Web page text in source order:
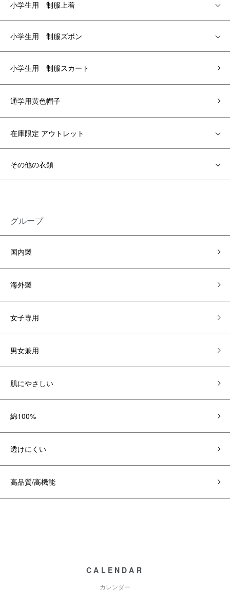
小学生用 制服上着
小学生用 制服ズボン
小学生用 制服スカート
通学用黄色帽子
在庫限定 アウトレット
その他の衣類
グループ
国内製
海外製
女子専用
男女兼用
肌にやさしい
綿100%
透けにくい
高品質/高機能
CALENDAR
カレンダー